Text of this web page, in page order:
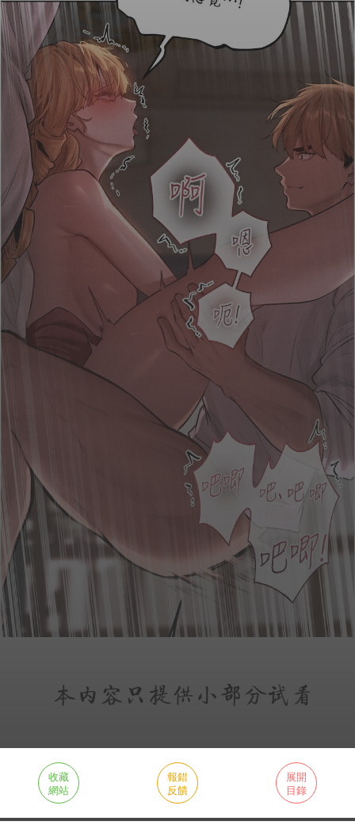
收藏
網站
報錯
反饋
展開
目錄